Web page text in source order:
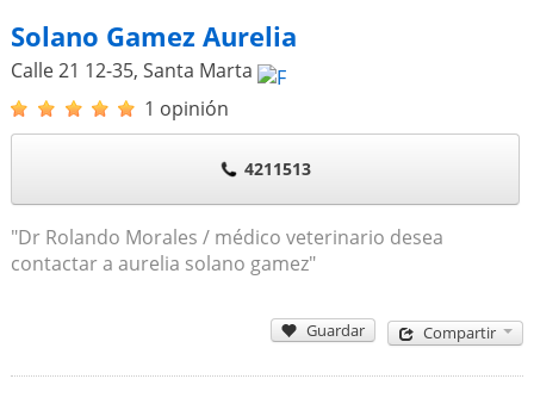
Solano Gamez Aurelia
Calle 21 12-35, Santa Marta
1 opinión
4211513
"Dr Rolando Morales / médico veterinario desea
contactar a aurelia solano gamez"
Guardar Compartir